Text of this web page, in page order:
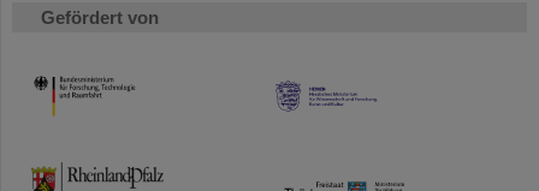
Gefördert von
HMWK
TMWWDG